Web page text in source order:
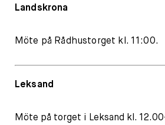
Landskrona
Möte på Rådhustorget kl. 11:00.
Leksand
Möte på torget i Leksand kl.